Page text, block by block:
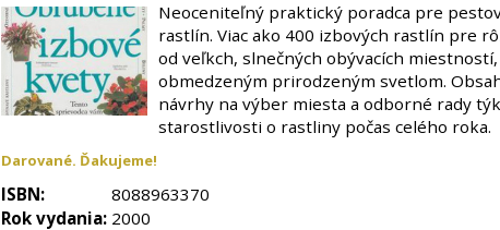
Neoceniteľný praktický poradca pre
rastlín. Viac ako 400 izbových rastlín pre
od veľkch, slnečných obývacích
obmedzeným prirodzeným svetlom.
návrhy na výber miesta a odborné rady
starostlivosti o rastliny počas celého roka.
Darované. Ďakujeme!
ISBN:
8088963370
Rok vydania: 2000